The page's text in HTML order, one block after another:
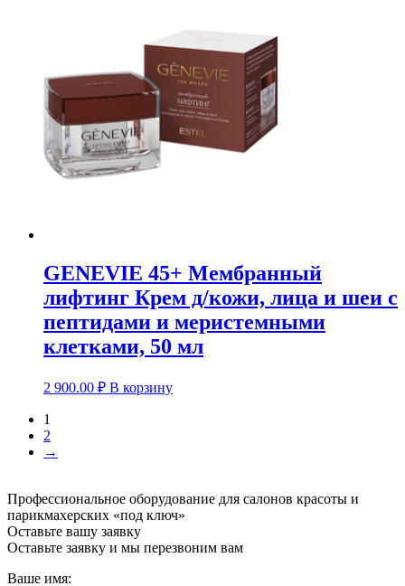
GENEVIE 45+ Мембранный
лифтинг Крем д/кожи, лица и шеи с
пептидами и меристемными
клетками, 50 мл
2 900.00 ₽ В корзину
1
2
→
Профессиональное оборудование для салонов красоты и
парикмахерских «под ключ»
Оставьте вашу заявку
Оставьте заявку и мы перезвоним вам
Ваше имя: